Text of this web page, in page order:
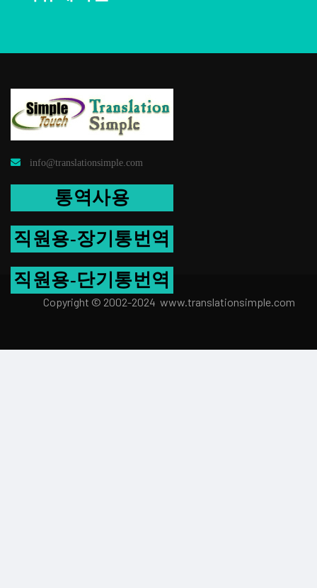
info@translationsimple.com
통역사용
직원용-장기통번역
직원용-단기통번역
Copyright © 2002-2024